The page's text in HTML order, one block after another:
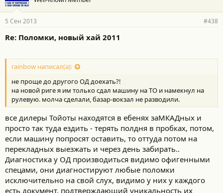
5 Сен 2013 #438
Re: Поломки, новый хай 2011
rainbow написал(а):
не проще до другого ОД доехать?!
на новой риге я им только сдал машину на ТО и намекнул на
рулевую. молча сделали, базар-вокзал не разводили.
все дилеры Тойоты находятся в ебенях заМКАДных и
просто так туда ездить - терять полдня в пробках, потом,
если машину попросят оставить, то оттуда потом на
перекладных выезжать и через день забирать..
Диагностика у ОД производиться видимо офигенными
спецами, они диагностируют любые поломки
исключительно на свой слух, видимо у них у каждого
есть документ, подтверждающий уникальность их